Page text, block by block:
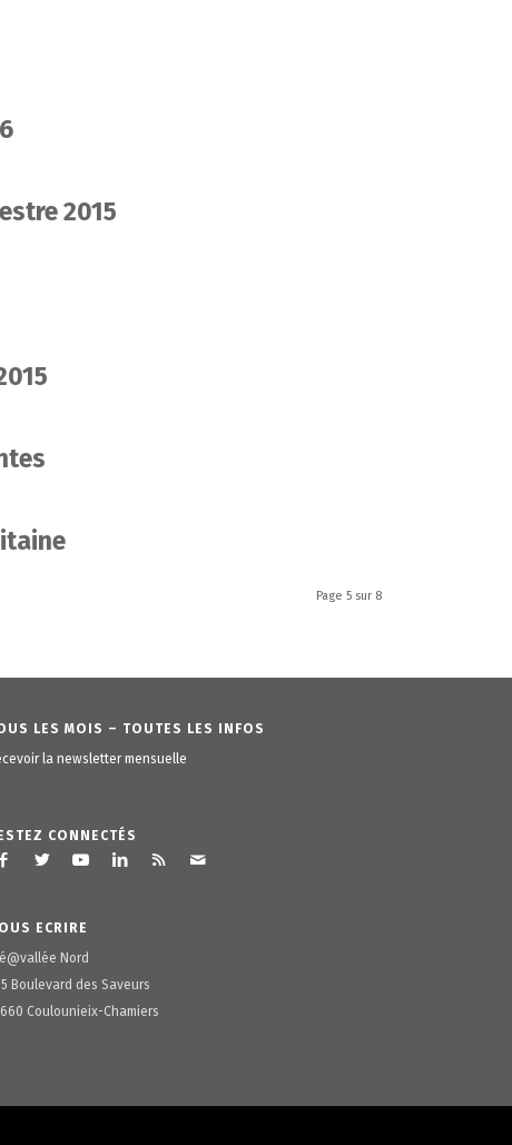
2015
Page 5 sur 8
LES MOIS – TOUTES LES INFOS
la newsletter mensuelle
CONNECTÉS
ECRIRE
Nord
Boulevard des Saveurs
Coulounieix-Chamiers